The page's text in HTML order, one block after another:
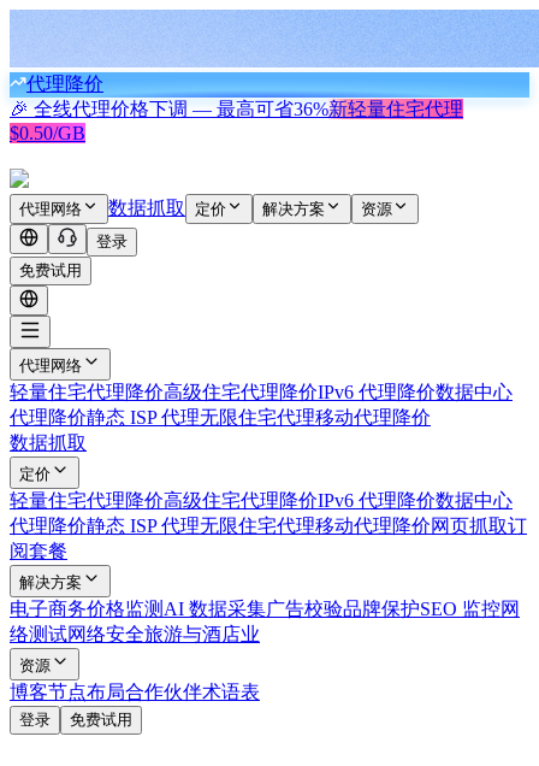
代理降价
🎉 全线代理价格下调 — 最高可省36%新轻量住宅代理
$0.50/GB
代理网络 数据抓取 定价 解决方案
资源
登录
免费试用
代理网络
轻量住宅代理降价高级住宅代理降价IPv6 代理降价数据中心
代理降价静态 ISP 代理无限住宅代理移动代理降价
数据抓取
定价
轻量住宅代理降价高级住宅代理降价IPv6 代理降价数据中心
代理降价静态 ISP 代理无限住宅代理移动代理降价网页抓取订
阅套餐
解决方案
电子商务价格监测 AI 数据采集广告校验品牌保护SEO 监控网
络测试网络安全旅游与酒店业
资源
博客节点布局合作伙伴术语表
登录 免费试用